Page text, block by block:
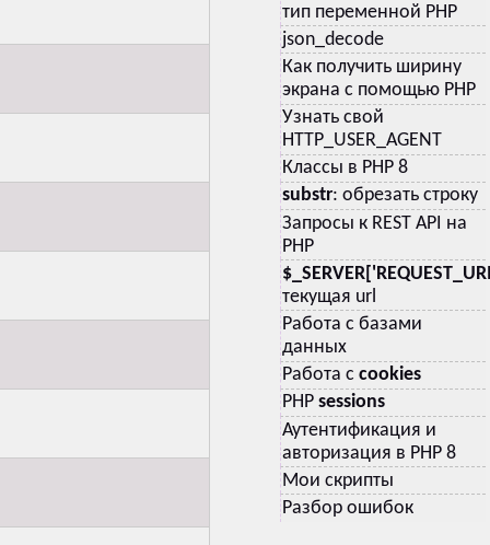
тип переменной PHP
json_decode
Как получить ширину
экрана с помощью PHP
Узнать свой
HTTP_USER_AGENT
Классы в PHP 8
substr: обрезать строку
Запросы к REST API на
PHP
текущая url
Работа с базами
данных
Работа сcookies
PHPsessions
Аутентификация и
авторизация в PHP 8
Мои скрипты
Разбор ошибок